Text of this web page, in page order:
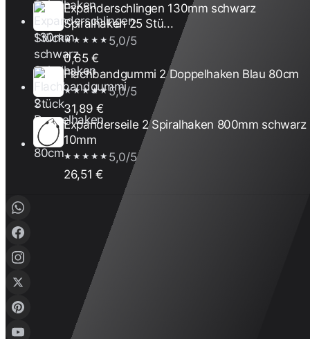
Expanderschlingen 130mm schwarz
Spiralhaken 25 Stü...
★★★★★ 5,0/5
0,65 €
Flachbandgummi 2 Doppelhaken Blau 80cm
★★★★★5,0/5
31,89 €
Expanderseile 2 Spiralhaken 800mm schwarz
10mm
★★★★★ 5,0/5
26,51 €